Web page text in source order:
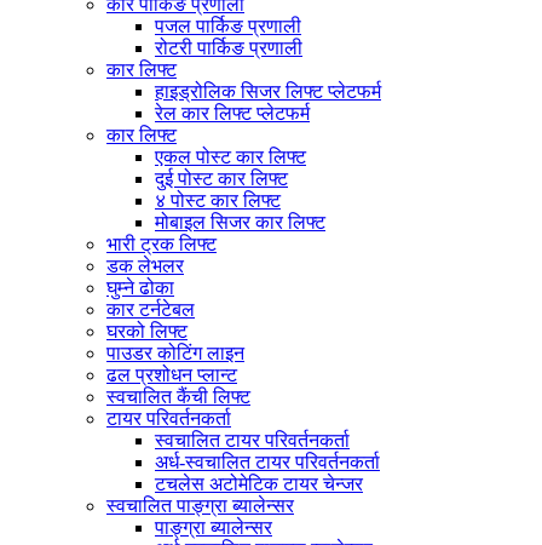
कार पार्किङ प्रणाली
पजल पार्किङ प्रणाली
रोटरी पार्किङ प्रणाली
कार लिफ्ट
हाइड्रोलिक सिजर लिफ्ट प्लेटफर्म
रेल कार लिफ्ट प्लेटफर्म
कार लिफ्ट
एकल पोस्ट कार लिफ्ट
दुई पोस्ट कार लिफ्ट
४ पोस्ट कार लिफ्ट
मोबाइल सिजर कार लिफ्ट
भारी ट्रक लिफ्ट
डक लेभलर
घुम्ने ढोका
कार टर्नटेबल
घरको लिफ्ट
पाउडर कोटिंग लाइन
ढल प्रशोधन प्लान्ट
स्वचालित कैंची लिफ्ट
टायर परिवर्तनकर्ता
स्वचालित टायर परिवर्तनकर्ता
अर्ध-स्वचालित टायर परिवर्तनकर्ता
टचलेस अटोमेटिक टायर चेन्जर
स्वचालित पाङ्ग्रा ब्यालेन्सर
पाङ्ग्रा ब्यालेन्सर